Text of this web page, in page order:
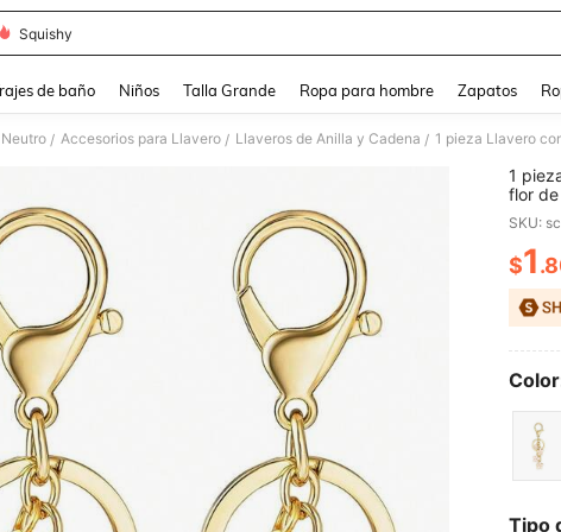
Squishy
de baño Niños Talla Grande Ropa para hombre Zapatos
/ Accesorios para Llavero / Llaveros de Anilla y Cadena /
1
flor
Y2k,
SKU:
$1
Tipo